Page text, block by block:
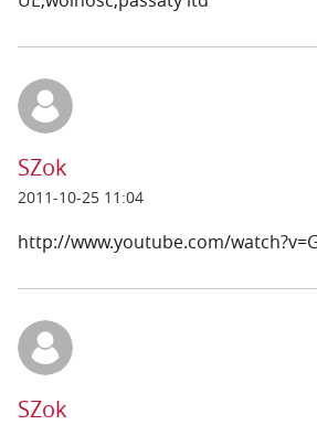
SZok
2011-10-25 11:04
http://www.youtube.com/
SZok